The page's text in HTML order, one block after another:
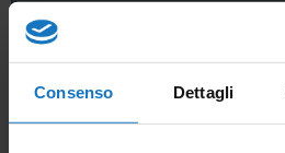
Consenso Dettagli
Prodotti correlati